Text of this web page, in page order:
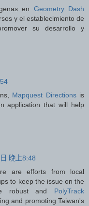
en Geometry Dash
y el establecimiento de
su desarrollo y
Mapquest Directionsis
application that will help
晚上8:48
are efforts from local
to keep the issue on the
robust and PolyTrack
and promoting Taiwan's